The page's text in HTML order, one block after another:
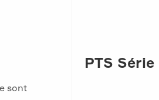
sont
PTS Série